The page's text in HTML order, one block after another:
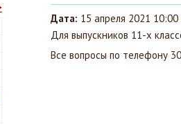
Дата: 15 апреля 2021
Для выпускников 11-х
Все вопросы по телефону